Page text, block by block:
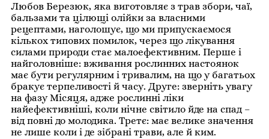
Любов Березюк, яка виготовляє з трав збори, чаї,
бальзами та цілющі олійки за власними
рецептами, наголошує, що ми припускаємося
кількох типових помилок, через що лікування
силами природи стає малоефективним. Перше і
найголовніше: вживання рослинних настоянок
має бути регулярним і тривалим, на що у багатьох
бракує терпеливості й часу. Друге: зверніть увагу
на фазу Місяця, адже рослинні ліки
найефективніші, коли нічне світило йде на спад –
від повні до молодика. Третє: має велике значення
не лише коли і де зібрані трави, але й ким.